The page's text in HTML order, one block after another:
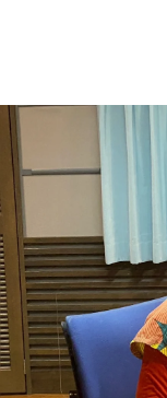
お知らせ
イベント・
YouTube
会社情報